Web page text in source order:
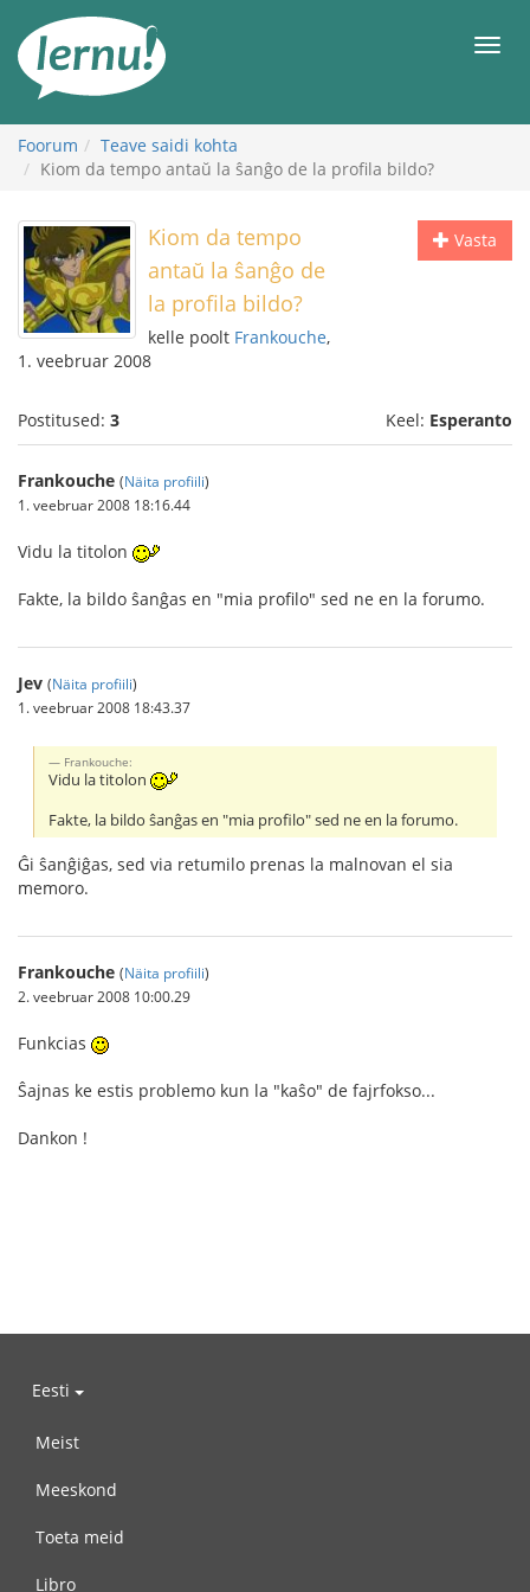
juurde
Foorum
Teave saidi kohta
Kiom da tempo antaŭ la ŝanĝo de la profila bildo?
Vasta
Kiom da tempo
antaŭ la ŝanĝo de
la profila bildo?
kelle poolt Frankouche,
1. veebruar 2008
Postitused: 3 Keel: Esperanto
Frankouche (Näita profiili)
1. veebruar 2008 18:16.44
Vidu la titolon
Fakte, la bildo ŝanĝas en "mia profilo" sed ne en la forumo.
Jev (Näita profiili)
1. veebruar 2008 18:43.37
Frankouche:
Vidu la titolon
Fakte, la bildo ŝanĝas en "mia profilo" sed ne en la forumo.
Ĝi ŝanĝiĝas, sed via retumilo prenas la malnovan el sia
memoro.
Frankouche (Näita profiili)
2. veebruar 2008 10:00.29
Funkcias
Ŝajnas ke estis problemo kun la "kaŝo" de fajrfokso...
Dankon !
Eesti
Meist
Meeskond
Toeta meid
Libro